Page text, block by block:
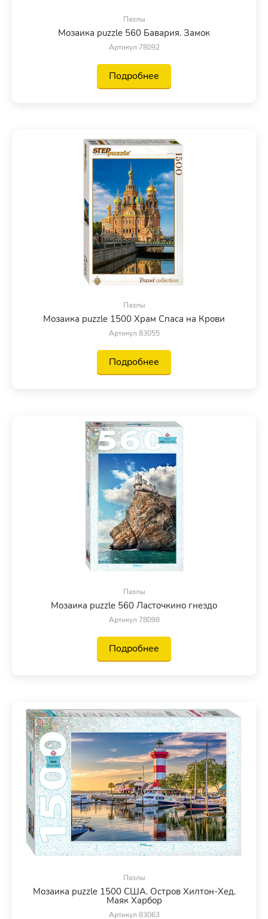
Пазлы
Мозаика puzzle 560 Бавария. Замок
Артикул 78092
Подробнее
Пазлы
Мозаика puzzle 1500 Храм Спаса на Крови
Артикул 83055
Подробнее
Пазлы
Мозаика puzzle 560 Ласточкино гнездо
Артикул 78098
Подробнее
Пазлы
Мозаика puzzle 1500 США. Остров Хилтон-Хед.
Маяк Харбор
Артикул 83063